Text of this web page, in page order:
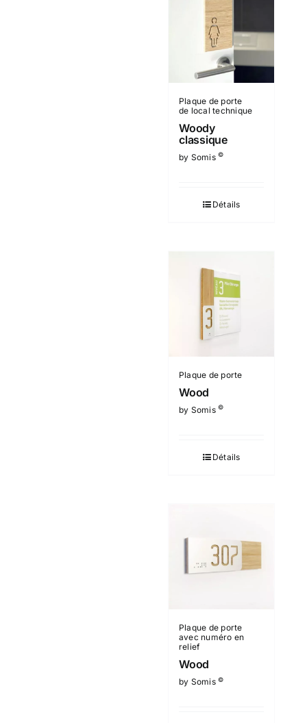
Plaque de porte
de local technique
Woody
classique
by Somis©
Détails
Plaque de porte
Wood
by Somis©
Détails
Plaque de porte
avec numéro en
relief
Wood
by Somis©